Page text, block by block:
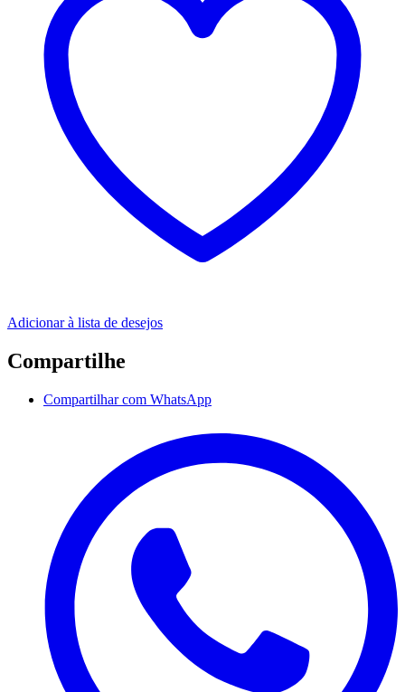
Adicionar à lista de desejos
Compartilhe
Compartilhar com WhatsApp